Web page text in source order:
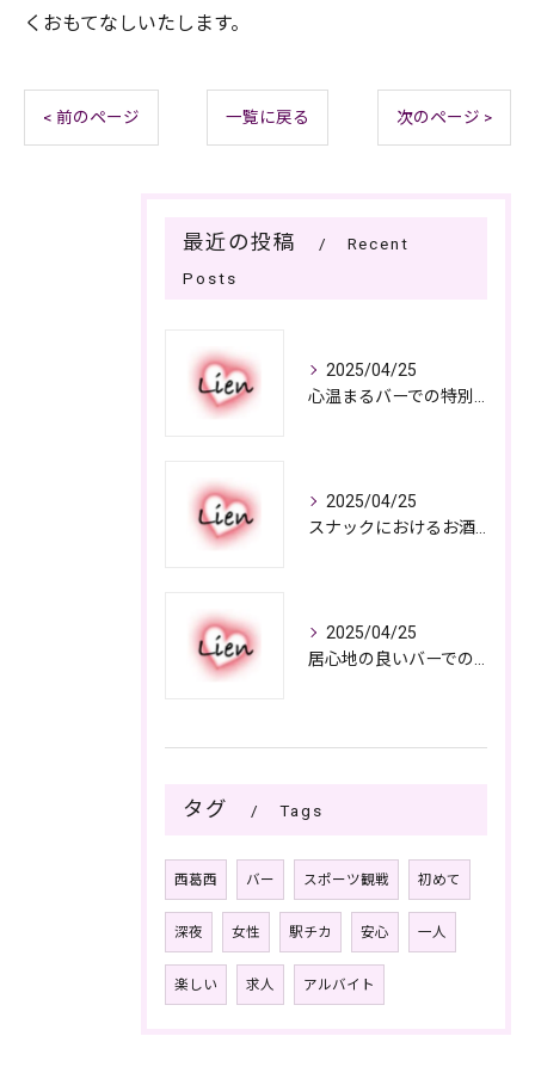
くおもてなしいたします。
< 前のページ 一覧に戻る 次のページ >
最近の投稿
Recent
Posts
2025/04/25
2025/04/25
2025/04/25
タグ Tags
西葛西 バー スポーツ観戦 初めて
深夜 女性 駅チカ 安心 一人
楽しい 求人 アルバイト